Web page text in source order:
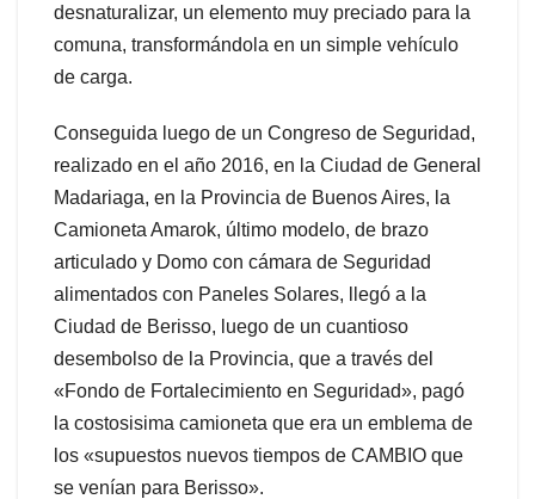
desnaturalizar, un elemento muy preciado para la
comuna, transformándola en un simple vehículo
de carga.
Conseguida luego de un Congreso de Seguridad,
realizado en el año 2016, en la Ciudad de General
Madariaga, en la Provincia de Buenos Aires, la
Camioneta Amarok, último modelo, de brazo
articulado y Domo con cámara de Seguridad
alimentados con Paneles Solares, llegó a la
Ciudad de Berisso, luego de un cuantioso
desembolso de la Provincia, que a través del
«Fondo de Fortalecimiento en Seguridad», pagó
la costosisima camioneta que era un emblema de
los «supuestos nuevos tiempos de CAMBIO que
se venían para Berisso».